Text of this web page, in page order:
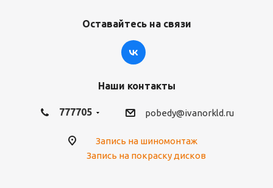
Оставайтесь на связи
Наши контакты
777705 pobedy@ivanorkld.ru
Запись на шиномонтаж
Запись на покраску дисков